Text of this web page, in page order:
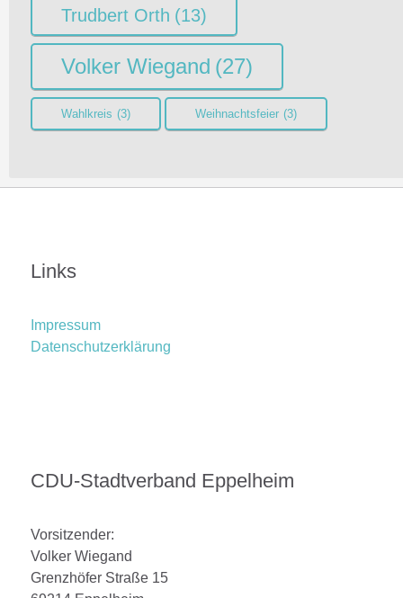
Trudbert Orth (13)
Volker Wiegand (27)
Wahlkreis (3) Weihnachtsfeier (3)
Links
Impressum
Datenschutzerklärung
CDU-Stadtverband Eppelheim
Vorsitzender:
Volker Wiegand
Grenzhöfer Straße 15